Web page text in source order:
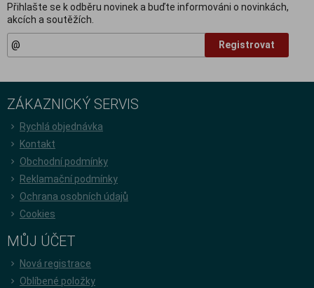
Přihlašte se k odběru novinek a buďte informováni o novinkách,
akcích a soutěžích.
Registrovat
ZÁKAZNICKÝ SERVIS
Rychlá objednávka
Kontakt
Obchodní podmínky
Reklamační podmínky
Ochrana osobních údajů
Cookies
MŮJ ÚČET
Nová registrace
Oblíbené položky